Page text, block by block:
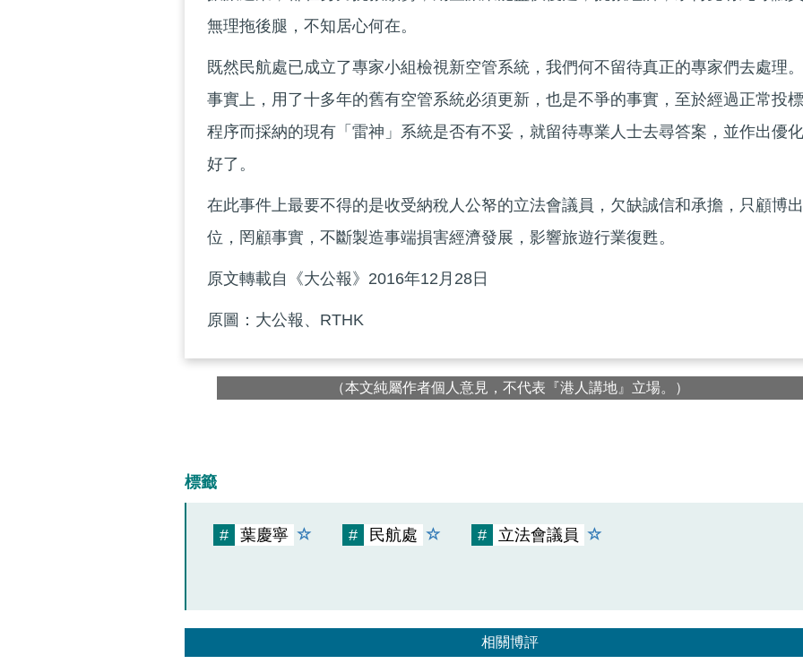
無理拖後腿，不知居心何在。
既然民航處已成立了專家小組檢視新空管系統，我們何不留待真正的專家們去處理。
事實上，用了十多年的舊有空管系統必須更新，也是不爭的事實，至於經過正常投標
程序而採納的現有「雷神」系統是否有不妥，就留待專業人士去尋答案，並作出優化
好了。
在此事件上最要不得的是收受納稅人公帑的立法會議員，欠缺誠信和承擔，只顧博出
位，罔顧事實，不斷製造事端損害經濟發展，影響旅遊行業復甦。
原文轉載自《大公報》2016年12月28日
原圖：大公報、RTHK
（本文純屬作者個人意見，不代表『港人講地』立場。）
標籤
# 葉慶寧 # 民航處 # 立法會議員
相關博評